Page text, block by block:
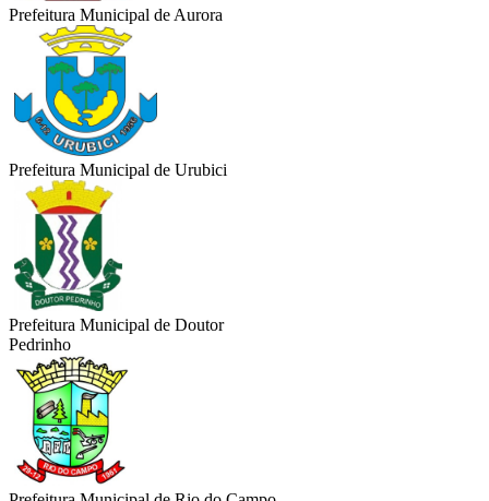
Prefeitura Municipal de Aurora
Prefeitura Municipal de Urubici
Prefeitura Municipal de Doutor
Pedrinho